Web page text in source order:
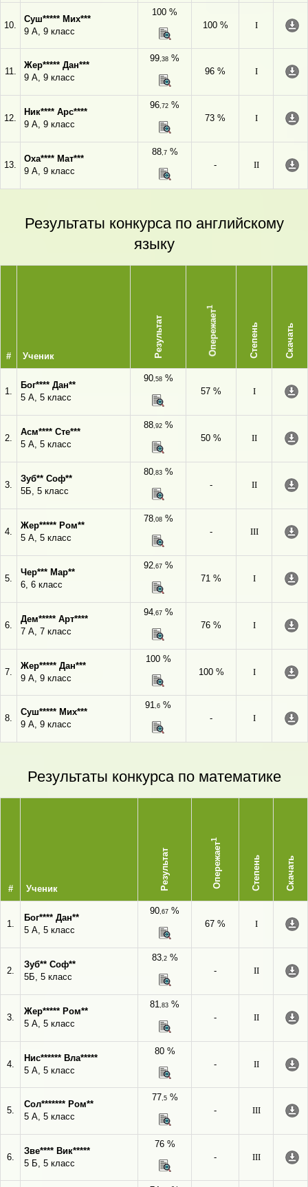
10.
Суш***** Мих***
9 А, 9 класс
100 %
100 %
I
11.
Жер***** Дан***
9 А, 9 класс
99,38 %
96 %
I
12.
Ник**** Арс****
9 А, 9 класс
96,72 %
73 %
I
13.
Оха**** Мат***
9 А, 9 класс
88,7%
-
II
Результаты конкурса по английскому
языку
# Ученик Результат Опережает
1
Степень Скачать
1.
Бог**** Дан**
5 А, 5 класс
90,58%
57 %
I
2.
Асм**** Сте***
5 А, 5 класс
88,92%
50 %
II
3.
Зуб** Соф**
5Б, 5 класс
80,83%
-
II
4.
Жер***** Ром**
5 А, 5 класс
78,08%
-
III
5.
Чер*** Мар**
6, 6 класс
92,67%
71 %
I
6.
Дем***** Арт****
7 А, 7 класс
94,67%
76 %
I
7.
Жер***** Дан***
9 А, 9 класс
100 %
100 %
I
8.
Суш***** Мих***
9 А, 9 класс
91,6 %
-
I
Результаты конкурса по математике
# Ученик Результат Опережает
1
Степень Скачать
1.
Бог**** Дан**
5 А, 5 класс
90,67 %
67 %
I
2.
Зуб** Соф**
5Б, 5 класс
83,2%
-
II
3.
Жер***** Ром**
5 А, 5 класс
81,83 %
-
II
4.
Нис****** Вла*****
5 А, 5 класс
80 %
-
II
5.
Сол******* Ром**
5 А, 5 класс
77,5%
-
III
6.
Зве**** Вик*****
5 Б, 5 класс
76 %
-
III